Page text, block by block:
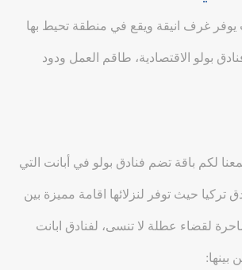
غرف انيقة ويقع في منطقة تحيط بها
بولو الاقتصادية، طاقم العمل ودود
لكم باقة تضم فنادق بولو في أبانت التي
تركيا حيث توفر لنزلائها اقامة مميزة بين
لقضاء عطلة لا تنسى، لفنادق ابانت
بينها: